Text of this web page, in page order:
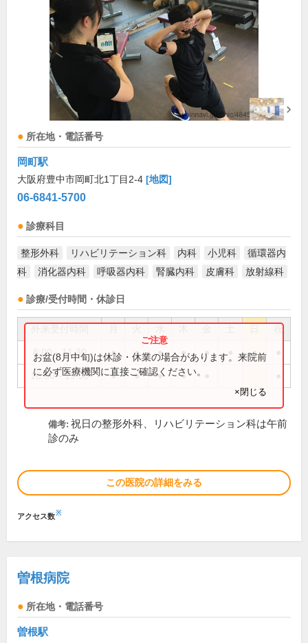
所在地・電話番号
岡町駅
大阪府豊中市岡町北1丁目2-4 [地図]
06-6841-5700
診療科目
整形外科 リハビリテーション科 内科 小児科
循環器内
科
消化器内科 呼吸器内科 腎臓内科 皮膚科 放射線科
診療/受付時間・休診日
祝
8:00～11:30 ● ● ● ● ● ●
16:00～19:00 ● ● ● ●
お盆(8月中旬)は休診・休業の場合があります。来院前
に必ず医療機関に直接ご確認ください。
×閉じる
備考: 祝日の整形外科、リハビリテーション科は午前
診のみ
この医院の詳細をみる
アクセス数※
曽根病院
所在地・電話番号
曽根駅